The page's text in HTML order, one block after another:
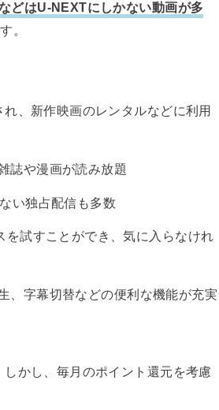
どはU-NEXTにしかない動画が多
。
、新作映画のレンタルなどに利用
誌や漫画が読み放題
い独占配信も多数
試すことができ、気に入らなけれ
、字幕切替などの便利な機能が充実
かし、毎月のポイント還元を考慮